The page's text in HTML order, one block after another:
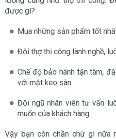
được gì?
Mua những sản phẩm tốt
Đội thợ thi công lành nghề,
Chế độ bảo hành tận tâm,
với mặt keo sàn
Đội ngũ nhân viên tư vấn
muốn của khách hàng.
Vậy bạn còn chần chừ gì nữa